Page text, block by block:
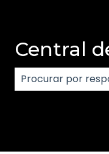
Central